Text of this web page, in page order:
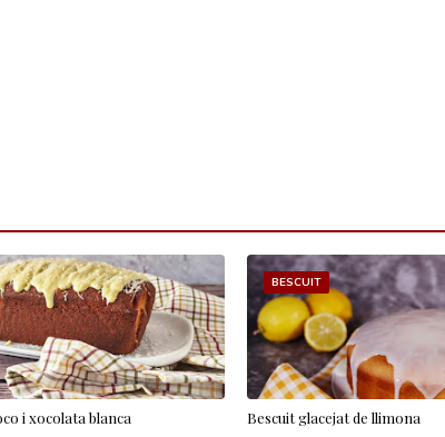
i xocolata blanca
BESCUIT
Bescuit glacejat de llimona